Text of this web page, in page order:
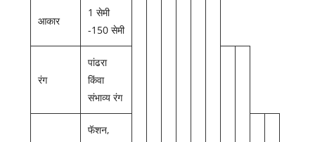
आकार
1 सेमी
-150 सेमी
रंग
पांढरा
किंवा
संभाव्य रंग
फॅशन,